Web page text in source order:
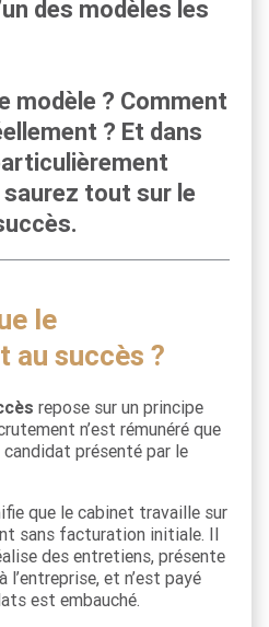
des modèles les
modèle ? Comment
? Et dans
tout sur le
le
au succès ?
repose sur un principe
n’est rémunéré que
candidat présenté par le
que le cabinet travaille sur
sans facturation initiale. Il
des entretiens, présente
et n’est payé
est embauché.